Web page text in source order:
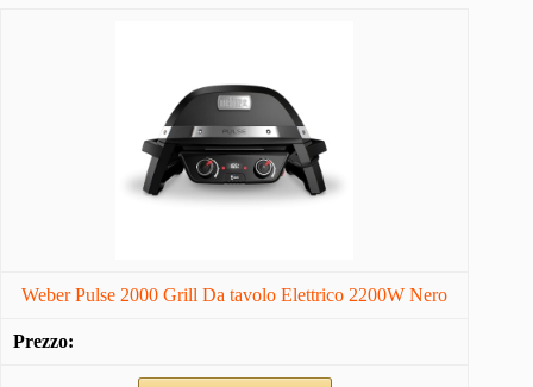
Weber Pulse 2000 Grill Da tavolo Elettrico 2200W Nero